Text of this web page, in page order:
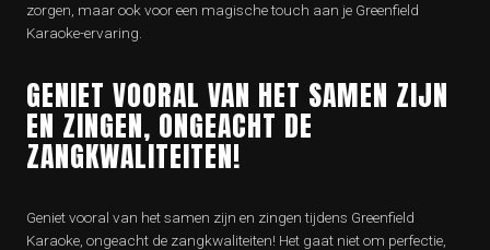
zorgen, maar ook voor een magische touch aan je Greenfield
Karaoke-ervaring.
GENIET VOORAL VAN HET SAMEN ZIJN
EN ZINGEN, ONGEACHT DE
ZANGKWALITEITEN!
Geniet vooral van het samen zijn en zingen tijdens Greenfield
Karaoke, ongeacht de zangkwaliteiten! Het gaat niet om perfectie,